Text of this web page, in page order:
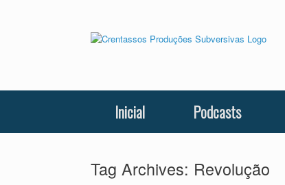
Inicial Podcasts
Tag Archives: Revolução